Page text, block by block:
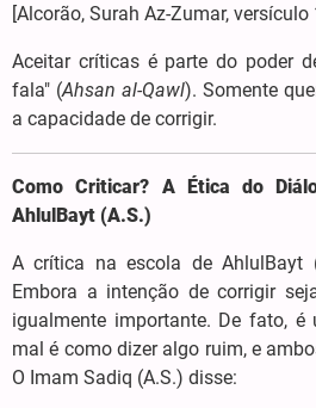
[Alcorão, Surah Az-Zumar, versículo
Aceitar críticas é parte do poder
fala" (Ahsan al-Qawl). Somente
a capacidade de corrigir.
Como Criticar? A Ética do
AhlulBayt (A.S.)
A crítica na escola de AhlulBayt
Embora a intenção de corrigir
igualmente importante. De fato,
mal é como dizer algo ruim, e
O Imam Sadiq (A.S.) disse: